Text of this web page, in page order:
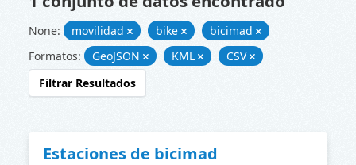
None: movilidad bike
bicimad
Formatos:
GeoJSON KML
CSV
Filtrar Resultados
Estaciones de bicimad